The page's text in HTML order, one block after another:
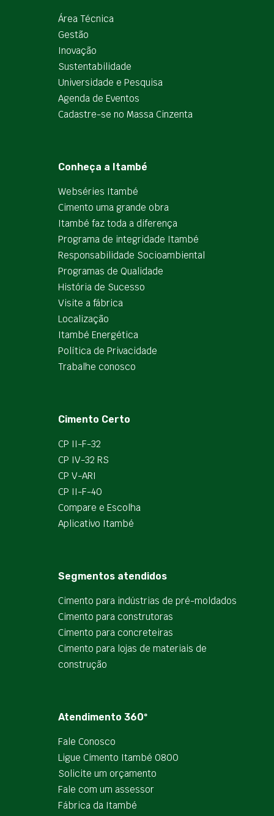
Área Técnica
Gestão
Inovação
Sustentabilidade
Universidade e Pesquisa
Agenda de Eventos
Cadastre-se no Massa Cinzenta
Conheça a Itambé
Webséries Itambé
Cimento uma grande obra
Itambé faz toda a diferença
Programa de integridade Itambé
Responsabilidade Socioambiental
Programas de Qualidade
História de Sucesso
Visite a fábrica
Localização
Itambé Energética
Política de Privacidade
Trabalhe conosco
Cimento Certo
CP II-F-32
CP IV-32 RS
CP V-ARI
CP II-F-40
Compare e Escolha
Aplicativo Itambé
Segmentos atendidos
Cimento para indústrias de pré-moldados
Cimento para construtoras
Cimento para concreteiras
Cimento para lojas de materiais de
construção
Atendimento 360º
Fale Conosco
Ligue Cimento Itambé 0800
Solicite um orçamento
Fale com um assessor
Fábrica da Itambé